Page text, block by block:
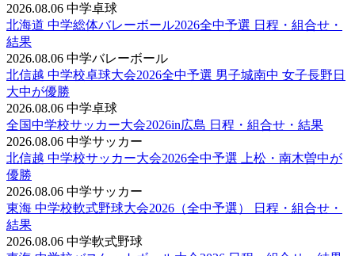
2026.08.06 中学卓球
北海道 中学総体バレーボール2026全中予選 日程・組合せ・
結果
2026.08.06 中学バレーボール
北信越 中学校卓球大会2026全中予選 男子城南中 女子長野日
大中が優勝
2026.08.06 中学卓球
全国中学校サッカー大会2026in広島 日程・組合せ・結果
2026.08.06 中学サッカー
北信越 中学校サッカー大会2026全中予選 上松・南木曽中が
優勝
2026.08.06 中学サッカー
東海 中学校軟式野球大会2026（全中予選） 日程・組合せ・
結果
2026.08.06 中学軟式野球